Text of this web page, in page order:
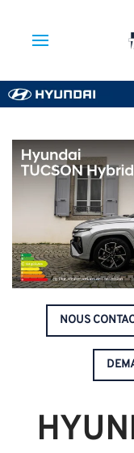
NOUS